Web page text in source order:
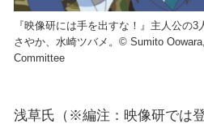
『映像研には手を出すな！』主人公の
さやか、水崎ツバメ。©︎ Sumito
Committee
浅草氏（※編注：映像研では